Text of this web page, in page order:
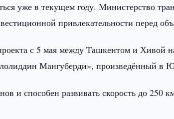
уже в текущем году. Министерство
привлекательности перед
с 5 мая между Ташкентом и Хивой
Мангуберди», произведённый в
и способен развивать скорость до